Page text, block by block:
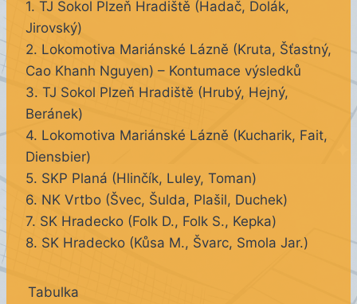
1. TJ Sokol Plzeň Hradiště (Hadač, Dolák,
Jirovský)
2. Lokomotiva Mariánské Lázně (Kruta, Šťastný,
Cao Khanh Nguyen) – Kontumace výsledků
3. TJ Sokol Plzeň Hradiště (Hrubý, Hejný,
Beránek)
4. Lokomotiva Mariánské Lázně (Kucharik, Fait,
Diensbier)
5. SKP Planá (Hlinčík, Luley, Toman)
6. NK Vrtbo (Švec, Šulda, Plašil, Duchek)
7. SK Hradecko (Folk D., Folk S., Kepka)
8. SK Hradecko (Kůsa M., Švarc, Smola Jar.)
Tabulka